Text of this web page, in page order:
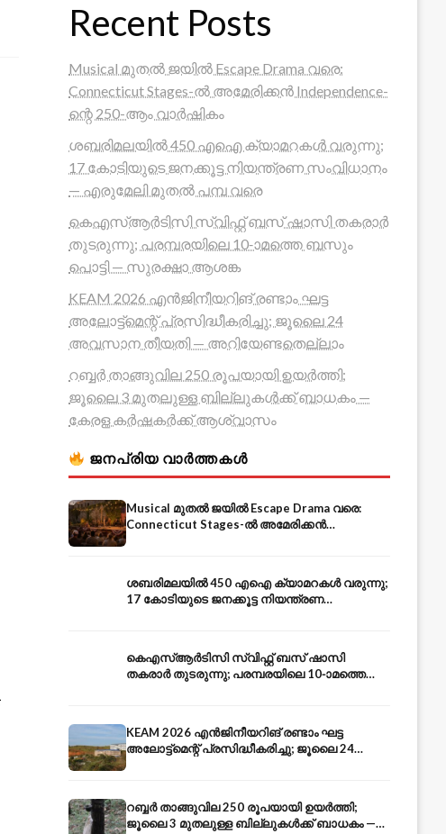
Recent Posts
Musical മുതൽ ജയിൽ Escape Drama വരെ:
Connecticut Stages-ൽ അമേരിക്കൻ Independence-
ന്റെ 250-ആം വാർഷികം
ശബരിമലയിൽ 450 എഐ ക്യാമറകൾ വരുന്നു;
17 കോടിയുടെ ജനക്കൂട്ട നിയന്ത്രണ സംവിധാനം
— എരുമേലി മുതൽ പമ്പ വരെ
കെഎസ്ആർടിസി സ്വിഫ്റ്റ് ബസ് ഷാസി തകരാർ
തുടരുന്നു; പരമ്പരയിലെ 10-ാമത്തെ ബസും
പൊട്ടി — സുരക്ഷാ ആശങ്ക
KEAM 2026 എൻജിനീയറിങ് രണ്ടാം ഘട്ട
അലോട്ട്മെന്റ് പ്രസിദ്ധീകരിച്ചു; ജൂലൈ 24
അവസാന തീയതി — അറിയേണ്ടതെല്ലാം
റബ്ബർ താങ്ങുവില 250 രൂപയായി ഉയർത്തി;
ജൂലൈ 3 മുതലുള്ള ബില്ലുകൾക്ക് ബാധകം —
കേരള കർഷകർക്ക് ആശ്വാസം
ജനപ്രിയ വാർത്തകൾ
Musical മുതൽ ജയിൽ Escape Drama വരെ:
Connecticut Stages-ൽ അമേരിക്കൻ
ശബരിമലയിൽ 450 എഐ ക്യാമറകൾ വരുന്നു;
17 കോടിയുടെ ജനക്കൂട്ട നിയന്ത്രണ
കെഎസ്ആർടിസി സ്വിഫ്റ്റ് ബസ് ഷാസി
തകരാർ തുടരുന്നു; പരമ്പരയിലെ 10-ാമത്തെ
KEAM 2026 എൻജിനീയറിങ് രണ്ടാം ഘട്ട
അലോട്ട്മെന്റ് പ്രസിദ്ധീകരിച്ചു; ജൂലൈ 24
റബ്ബർ താങ്ങുവില 250 രൂപയായി ഉയർത്തി;
ജൂലൈ 3 മുതലുള്ള ബില്ലുകൾക്ക് ബാധകം —